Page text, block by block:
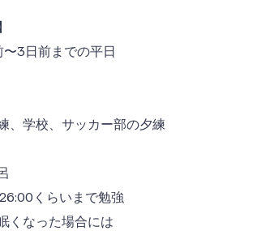
〜3日前までの平日
、学校、サッカー部の夕練
くらいまで勉強
くなった場合には